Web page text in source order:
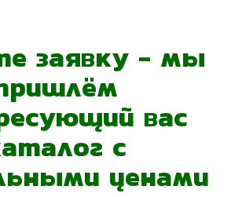
заявку - мы
вас
с
ценами